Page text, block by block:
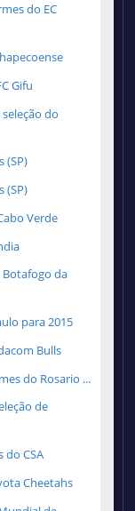
do EC
Gifu
do
(SP)
(SP)
Verde
Botafogo da
para 2015
Bulls
do Rosario ...
de
do CSA
Cheetahs